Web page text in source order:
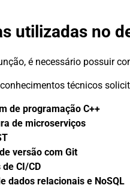
utilizadas no
é necessário possuir
técnicos
de programação C++
de microserviços
versão com Git
CI/CD
dados relacionais e NoSQL